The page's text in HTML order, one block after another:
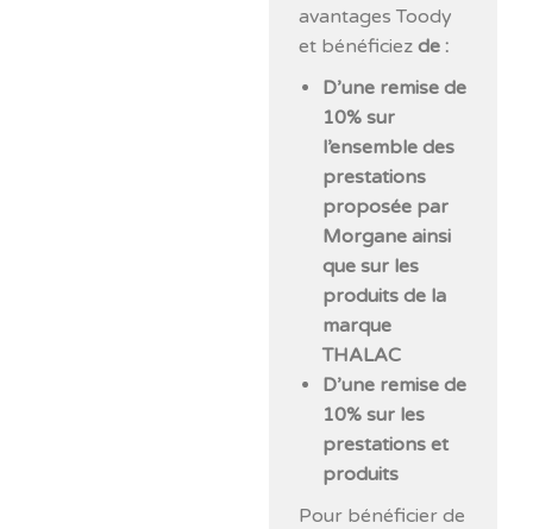
avantages Toody
et bénéficiez de :
D’une remise de
10% sur
l’ensemble des
prestations
proposée par
Morgane ainsi
que sur les
produits de la
marque
THALAC
D’une remise de
10% sur les
prestations et
produits
Pour bénéficier de